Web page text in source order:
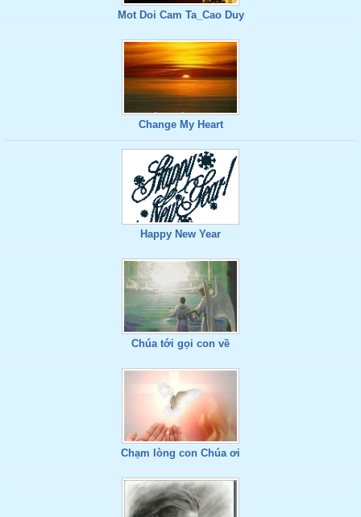
Mot Doi Cam Ta_Cao Duy
Change My Heart
Happy New Year
Chúa tới gọi con về
Chạm lòng con Chúa ơi